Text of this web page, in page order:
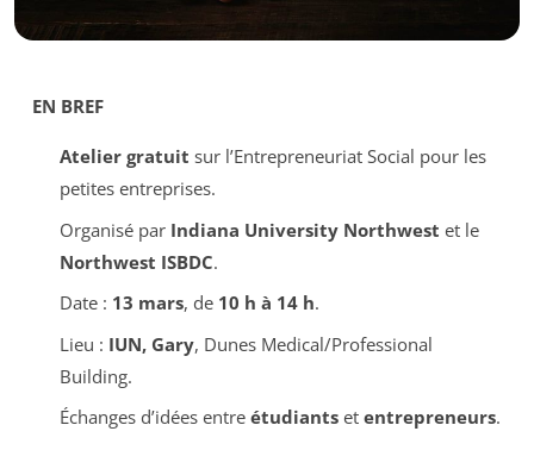
EN BREF
Atelier gratuit sur l’Entrepreneuriat Social pour les
petites entreprises.
Organisé par Indiana University Northwest et le
Northwest ISBDC.
Date : 13 mars, de 10 h à 14 h.
Lieu : IUN, Gary, Dunes Medical/Professional
Building.
Échanges d’idées entre étudiantset entrepreneurs.